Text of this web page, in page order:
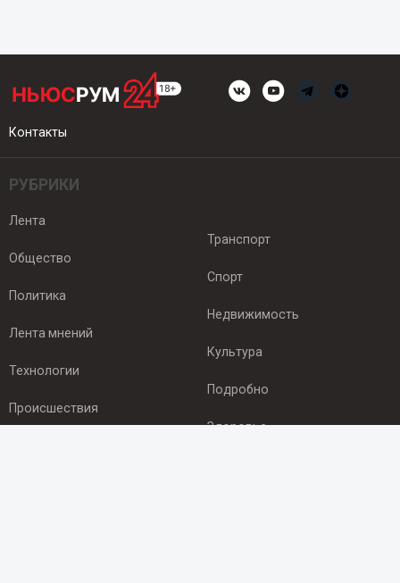
Контакты
РУБРИКИ
Лента
Общество
Политика
Лента мнений
Технологии
Происшествия
Транспорт
Спорт
Недвижимость
Культура
Подробно
Здоровье